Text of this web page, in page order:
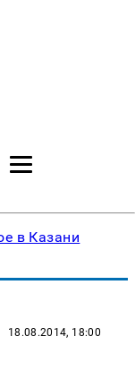
в Казани
18.08.2014, 18:00